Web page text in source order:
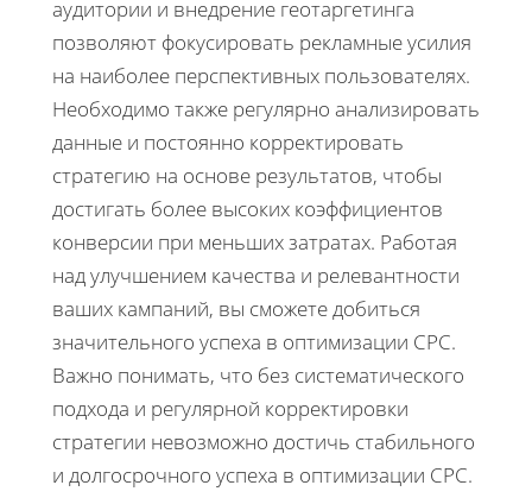
аудитории и внедрение геотаргетинга
позволяют фокусировать рекламные усилия
на наиболее перспективных пользователях.
Необходимо также регулярно анализировать
данные и постоянно корректировать
стратегию на основе результатов, чтобы
достигать более высоких коэффициентов
конверсии при меньших затратах. Работая
над улучшением качества и релевантности
ваших кампаний, вы сможете добиться
значительного успеха в оптимизации CPC.
Важно понимать, что без систематического
подхода и регулярной корректировки
стратегии невозможно достичь стабильного
и долгосрочного успеха в оптимизации CPC.